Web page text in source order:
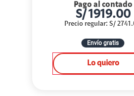
Pago al contado
S/1919.00
Precio regular: S/
Envío gratis
Lo quiero